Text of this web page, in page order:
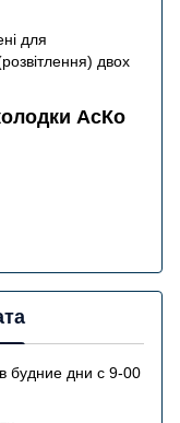
для
двох
АсКо
будние дни с 9-00